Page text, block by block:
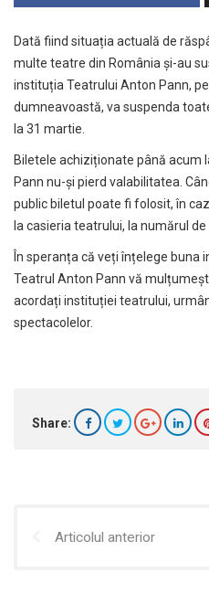
Dată fiind situația actuală de
multe teatre din România și-au
instituția Teatrului Anton Pann,
dumneavoastă, va suspenda
la 31 martie.
Biletele achiziționate până acum
Pann nu-și pierd valabilitatea.
public biletul poate fi folosit, în
la casieria teatrului, la numărul
În speranța că veți înțelege buna
Teatrul Anton Pann vă
acordați instituției teatrului,
spectacolelor.
Share:
Articolul anterior